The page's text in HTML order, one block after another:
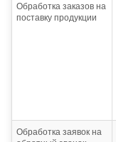
Обработка заказов на
поставку продукции
Обработка заявок на